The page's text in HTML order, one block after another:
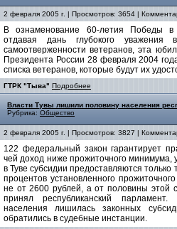
2 февраля 2005 г. | Просмотров: 3654 |
В ознаменование 60-летия Победы в
отдавая дань глубокого уважения
самоотверженности ветеранов, эта
Президента России 28 февраля 2004
списка ветеранов, которые будут их
ГТРК "Тыва" Подробнее
Власти Тувы лишили половину населения
Рубрика: Общество
2 февраля 2005 г. | Просмотров: 3827 |
122 федеральный закон гарантирует
чей доход ниже прожиточного минимума,
в Туве субсидии предоставляются
процентов установленного
не от 2600 рублей, а от половины этой
принял республиканский
населения лишилась законных
обратились в судебные инстанции.